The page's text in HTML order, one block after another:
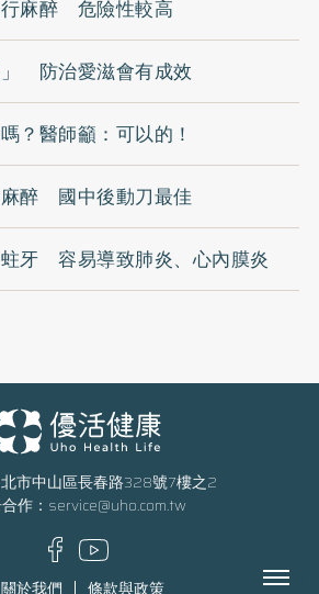
麻醉 危險性較高
防治愛滋會有成效
？醫師籲：可以的！
醉 國中後動刀最佳
牙 容易導致肺炎、心內膜炎
市中山區長春路328號7樓之2
作： service@uho.com.tw
關於我們 條款與政策 Menu